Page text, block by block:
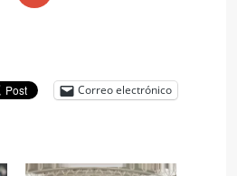
Correo electrónico